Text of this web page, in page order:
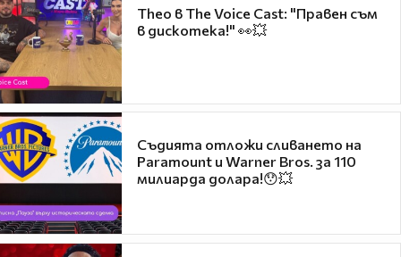
Theo в The Voice Cast: "Правен съм
в дискотека!" 👀💥
Съдията отложи сливането на
Paramount и Warner Bros. за 110
милиарда долара!😯💥